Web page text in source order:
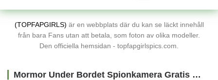
(TOPFAPGIRLS) är en webbplats där du kan se läckt innehåll
från bara Fans utan att betala, som foton av olika modeller.
Den officiella hemsidan - topfapgirlspics.com.
Mormor Under Bordet Spionkamera Gratis Porrbilder